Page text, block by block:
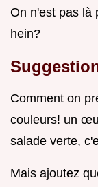
On n'est pas là
hein?
Comment on
couleurs! un
salade verte,
Mais ajoutez